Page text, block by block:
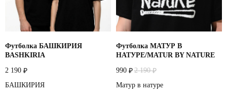
Футболка БАШКИРИЯ
BASHKIRIA
2 190 ₽
БАШКИРИЯ
Футболка МАТУР В
НАТУРЕ/MATUR BY NATURE
990 ₽ 2 190 ₽
Матур в натуре